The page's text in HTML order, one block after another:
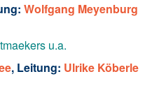
Wolfgang Meyenburg
u.a.
, Leitung: Ulrike Köberle